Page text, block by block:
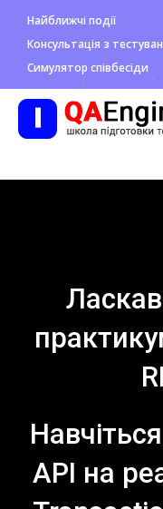
Найближчі події
Консультація з
Симулятор співбесіди
API на